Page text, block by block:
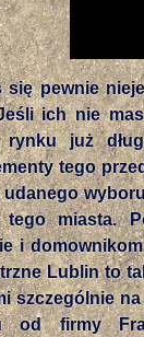
się pewnie
ich nie
rynku już
tego
tego miasta.
i
Lublin to
szczególnie
od firmy